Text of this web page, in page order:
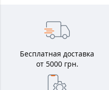
Бесплатная доставка
от 5000 грн.